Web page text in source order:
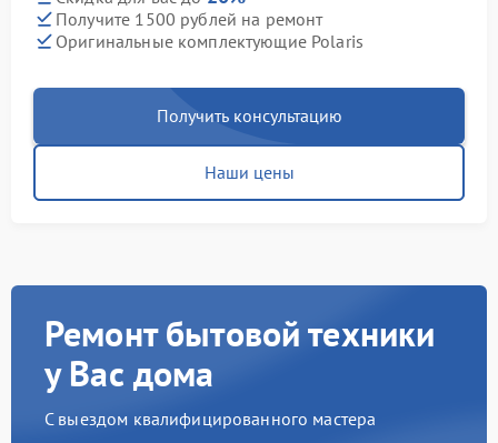
Получите 1500 рублей на ремонт
Оригинальные комплектующие Polaris
Получить консультацию
Наши цены
Ремонт бытовой техники
у Вас дома
С выездом квалифицированного мастера